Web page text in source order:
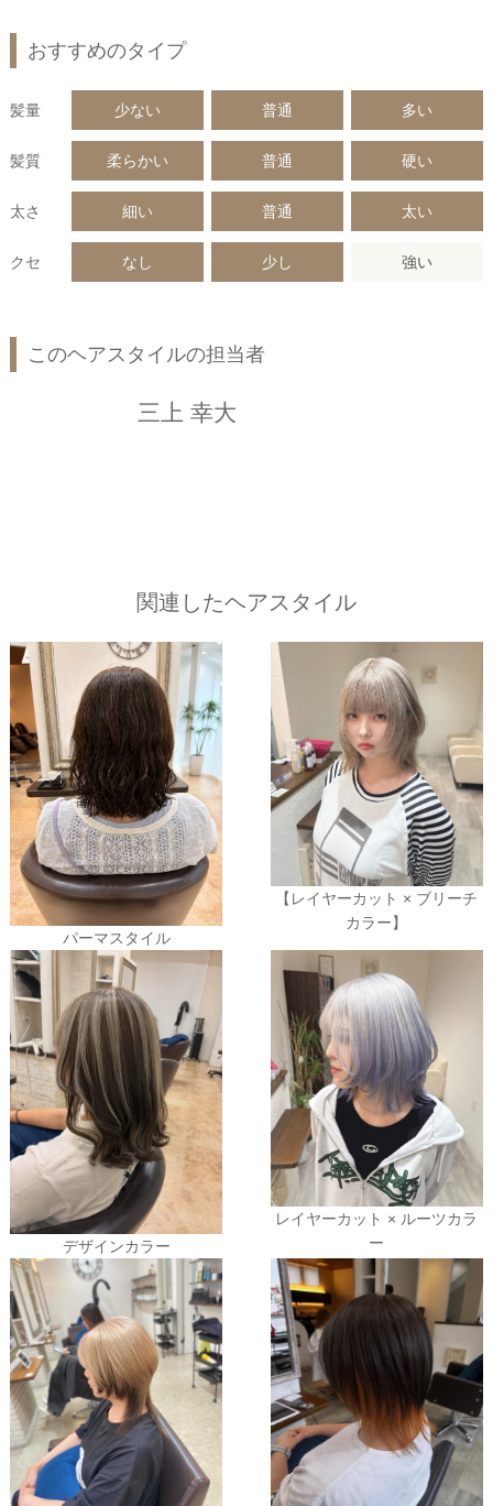
おすすめのタイプ
髪量 少ない 普通 多い
髪質 柔らかい 普通 硬い
太さ 細い 普通 太い
クセ なし 少し 強い
このヘアスタイルの担当者
三上 幸大
関連したヘアスタイル
パーマスタイル
【レイヤーカット × ブリーチ
カラー】
デザインカラー
レイヤーカット × ルーツカラ
ー